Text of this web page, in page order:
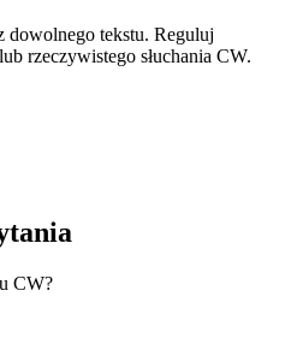
dowolnego tekstu. Reguluj
rzeczywistego słuchania CW.
CW?